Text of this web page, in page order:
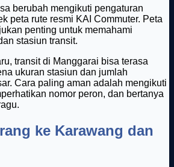
berubah mengikuti pengaturan
peta rute resmi KAI Commuter. Peta
penting untuk memahami
stasiun transit.
transit di Manggarai bisa terasa
ukuran stasiun dan jumlah
Cara paling aman adalah mengikuti
nomor peron, dan bertanya
ke Karawang dan